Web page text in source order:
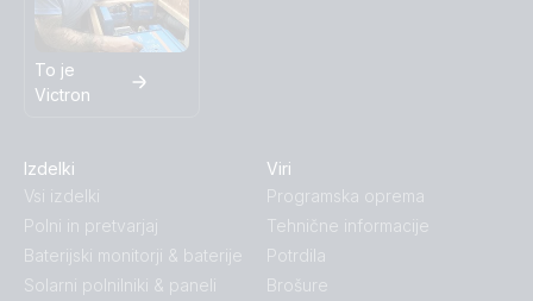
To je
Victron
Izdelki
Vsi izdelki
Polni in pretvarjaj
Baterijski monitorji & baterije
Solarni polnilniki & paneli
Viri
Programska oprema
Tehnične informacije
Potrdila
Brošure